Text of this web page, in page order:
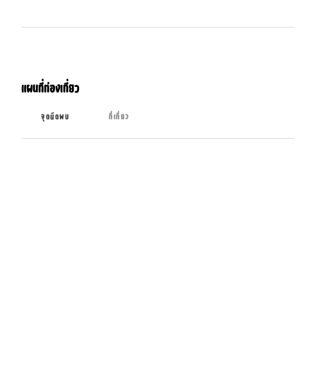
แผนที่ท่องเที่ยว
จุดนัดพบ ที่เที่ยว